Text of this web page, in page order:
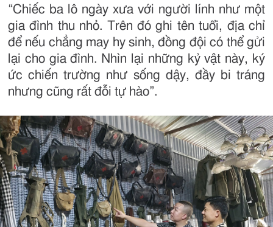
“Chiếc ba lô ngày xưa với người lính như một
gia đình thu nhỏ. Trên đó ghi tên tuổi, địa chỉ
để nếu chẳng may hy sinh, đồng đội có thể gửi
lại cho gia đình. Nhìn lại những kỷ vật này, ký
ức chiến trường như sống dậy, đầy bi tráng
nhưng cũng rất đỗi tự hào”.